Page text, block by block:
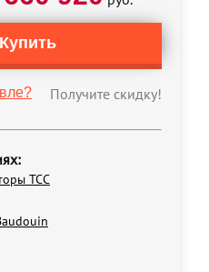
Купить
Получите скидку!
ТСС